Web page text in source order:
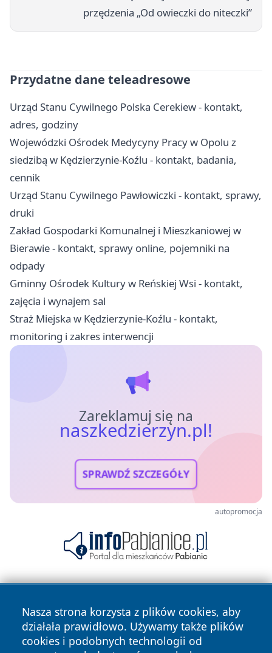
przędzenia „Od owieczki do niteczki”
Przydatne dane teleadresowe
Urząd Stanu Cywilnego Polska Cerekiew - kontakt,
adres, godziny
Wojewódzki Ośrodek Medycyny Pracy w Opolu z
siedzibą w Kędzierzynie-Koźlu - kontakt, badania,
cennik
Urząd Stanu Cywilnego Pawłowiczki - kontakt, sprawy,
druki
Zakład Gospodarki Komunalnej i Mieszkaniowej w
Bierawie - kontakt, sprawy online, pojemniki na
odpady
Gminny Ośrodek Kultury w Reńskiej Wsi - kontakt,
zajęcia i wynajem sal
Straż Miejska w Kędzierzynie-Koźlu - kontakt,
monitoring i zakres interwencji
Zareklamuj się na
naszkedzierzyn.pl!
SPRAWDŹ SZCZEGÓŁY
autopromocja
Nasza strona korzysta z plików cookies, aby
działała prawidłowo. Używamy także plików
cookies i podobnych technologii od